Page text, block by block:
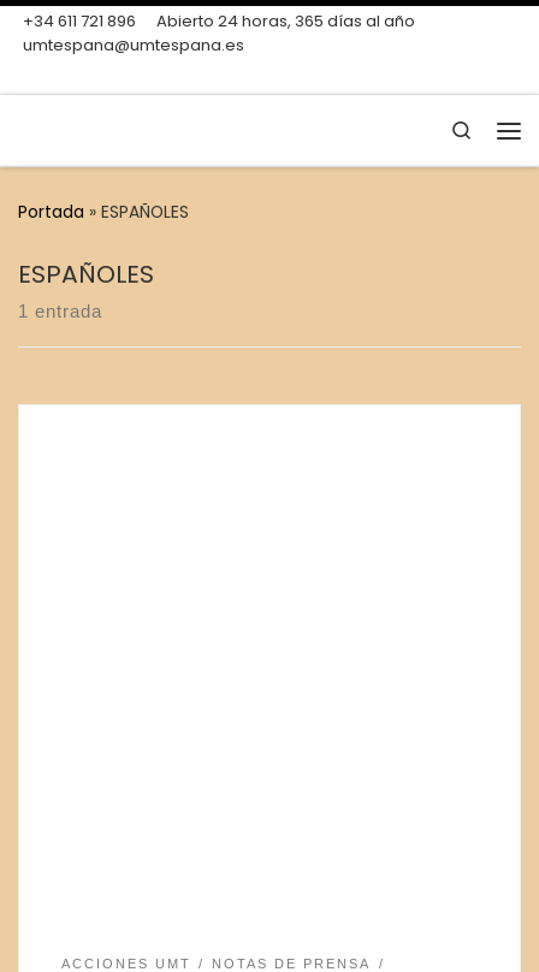
Skip to content
+34 611 721 896
Abierto 24 horas, 365 días al año
umtespana@umtespana.es
Search
Portada » ESPAÑOLES
ESPAÑOLES
1 entrada
ACCIONES UMT
NOTAS DE PRENSA